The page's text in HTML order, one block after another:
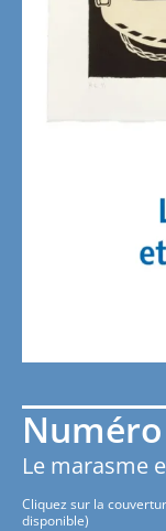
Le marasme
Cliquez sur la
disponible)